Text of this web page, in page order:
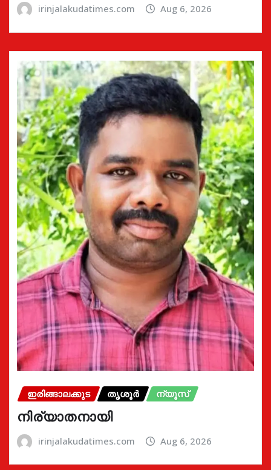
irinjalakudatimes.com Aug 6, 2026
ഇരിങ്ങാലക്കുട തൃശൂർ ന്യൂസ്
നിര്യാതനായി
irinjalakudatimes.com Aug 6, 2026